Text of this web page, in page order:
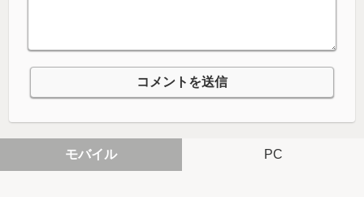
モバイル PC